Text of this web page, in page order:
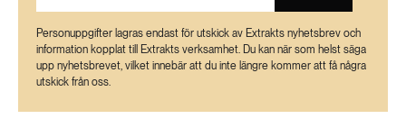
Personuppgifter lagras endast för utskick av Extrakts nyhetsbrev och
information kopplat till Extrakts verksamhet. Du kan när som helst säga
upp nyhetsbrevet, vilket innebär att du inte längre kommer att få några
utskick från oss.